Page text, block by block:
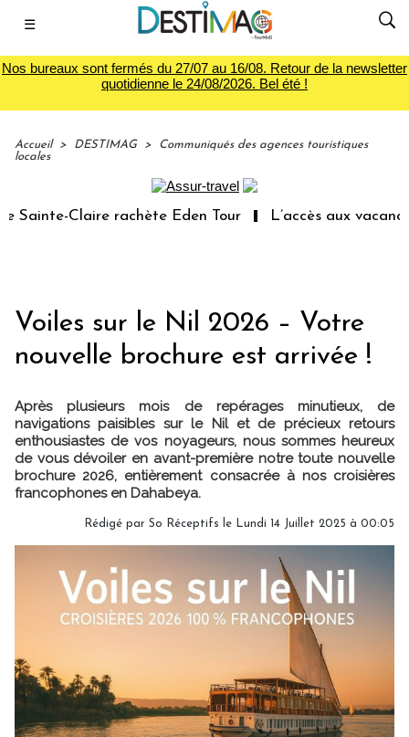
☰
Nos bureaux sont fermés du 27/07 au 16/08. Retour de la newsletter
quotidienne le 24/08/2026. Bel été !
Accueil > DESTIMAG >
Communiqués des agences touristiques
locales
Claire rachète Eden Tour L’accès aux
Voiles sur le Nil 2026 – Votre
nouvelle brochure est arrivée !
Après plusieurs mois de repérages minutieux, de
navigations paisibles sur le Nil et de précieux retours
enthousiastes de vos noyageurs, nous sommes heureux
de vous dévoiler en avant-première notre toute nouvelle
brochure 2026, entièrement consacrée à nos croisières
francophones en Dahabeya.
Rédigé par So Réceptifs le Lundi 14 Juillet 2025 à 00:05